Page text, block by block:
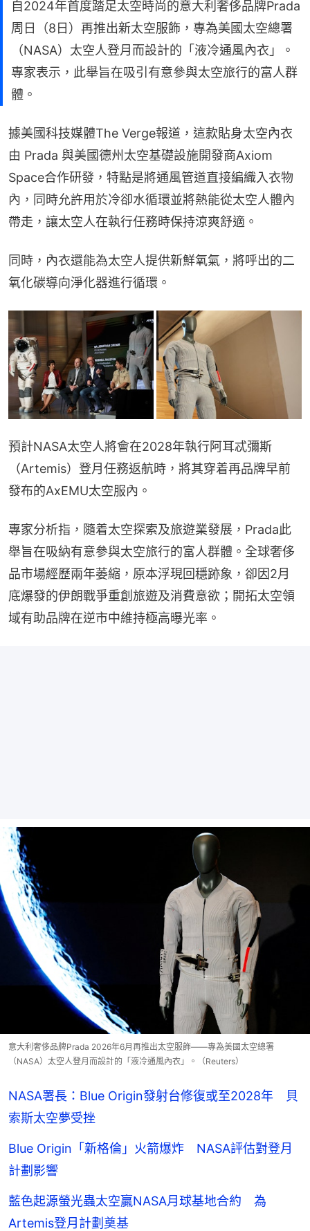
自2024年首度踏足太空時尚的意大利奢侈品牌Prada
周日（8日）再推出新太空服飾，專為美國太空總署
（NASA）太空人登月而設計的「液冷通風內衣」。
專家表示，此舉旨在吸引有意參與太空旅行的富人群
體。
據美國科技媒體The Verge報道，這款貼身太空內衣
由 Prada 與美國德州太空基礎設施開發商Axiom
Space合作研發，特點是將通風管道直接編織入衣物
內，同時允許用於冷卻水循環並將熱能從太空人體內
帶走，讓太空人在執行任務時保持涼爽舒適。
同時，內衣還能為太空人提供新鮮氧氣，將呼出的二
氧化碳導向淨化器進行循環。
預計NASA太空人將會在2028年執行阿耳忒彌斯
（Artemis）登月任務返航時，將其穿着再品牌早前
發布的AxEMU太空服內。
專家分析指，隨着太空探索及旅遊業發展，Prada此
舉旨在吸納有意參與太空旅行的富人群體。全球奢侈
品市場經歷兩年萎縮，原本浮現回穩跡象，卻因2月
底爆發的伊朗戰爭重創旅遊及消費意欲；開拓太空領
域有助品牌在逆市中維持極高曝光率。
意大利奢侈品牌Prada 2026年6月再推出太空服飾——專為美國太空總署
（NASA）太空人登月而設計的「液冷通風內衣」。（Reuters）
NASA署長：Blue Origin發射台修復或至2028年 貝
索斯太空夢受挫
Blue Origin「新格倫」火箭爆炸 NASA評估對登月
計劃影響
藍色起源螢光蟲太空贏NASA月球基地合約 為
Artemis登月計劃奠基